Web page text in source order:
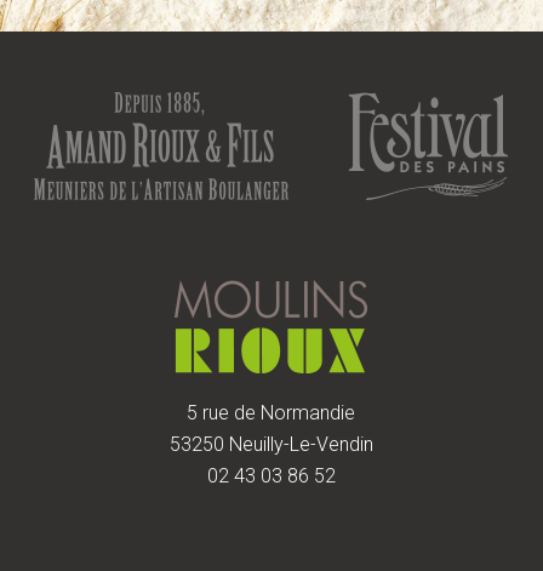
5 rue de Normandie
53250 Neuilly-Le-Vendin
02 43 03 86 52